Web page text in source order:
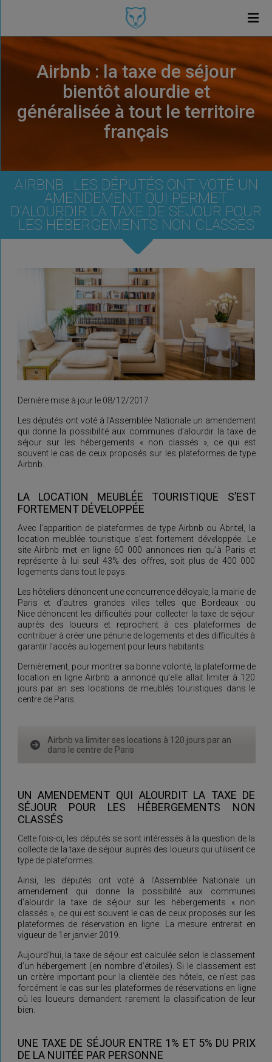
Airbnb : la taxe de séjour
bientôt alourdie et
généralisée à tout le territoire
français
AIRBNB : LES DÉPUTÉS ONT VOTÉ UN
AMENDEMENT QUI PERMET
D’ALOURDIR LA TAXE DE SÉJOUR POUR
LES HÉBERGEMENTS NON CLASSÉS
Dernière mise à jour le 08/12/2017
Les députés ont voté à l’Assemblée Nationale un amendement
qui donne la possibilité aux communes d’alourdir la taxe de
séjour sur les hébergements « non classés », ce qui est
souvent le cas de ceux proposés sur les plateformes de type
Airbnb.
LA LOCATION MEUBLÉE TOURISTIQUE S’EST
FORTEMENT DÉVELOPPÉE
Avec l’apparition de plateformes de type Airbnb ou Abritel, la
location meublée touristique s’est fortement développée. Le
site Airbnb met en ligne 60 000 annonces rien qu’à Paris et
représente à lui seul 43% des offres, soit plus de 400 000
logements dans tout le pays.
Les hôteliers dénoncent une concurrence déloyale, la mairie de
Paris et d’autres grandes villes telles que Bordeaux ou
Nice dénoncent les difficultés pour collecter la taxe de séjour
auprès des loueurs et reprochent à ces plateformes de
contribuer à créer une pénurie de logements et des difficultés à
garantir l’accès au logement pour leurs habitants.
Dernièrement, pour montrer sa bonne volonté, la plateforme de
location en ligne Airbnb a annoncé qu’elle allait limiter à 120
jours par an ses locations de meublés touristiques dans le
centre de Paris.
Airbnb va limiter ses locations à 120 jours par an
dans le centre de Paris
UN AMENDEMENT QUI ALOURDIT LA TAXE DE
SÉJOUR POUR LES HÉBERGEMENTS NON
CLASSÉS
Cette fois-ci, les députés se sont intéressés à la question de la
collecte de la taxe de séjour auprès des loueurs qui utilisent ce
type de plateformes.
Ainsi, les députés ont voté à l’Assemblée Nationale un
amendement qui donne la possibilité aux communes
d’alourdir la taxe de séjour sur les hébergements « non
classés », ce qui est souvent le cas de ceux proposés sur les
plateformes de réservation en ligne. La mesure entrerait en
vigueur de 1er janvier 2019.
Aujourd’hui, la taxe de séjour est calculée selon le classement
d’un hébergement (en nombre d’étoiles). Si le classement est
un critère important pour la clientèle des hôtels, ce n’est pas
forcément le cas sur les plateformes de réservations en ligne
où les loueurs demandent rarement la classification de leur
bien.
UNE TAXE DE SÉJOUR ENTRE 1% ET 5% DU PRIX
DE LA NUITÉE PAR PERSONNE